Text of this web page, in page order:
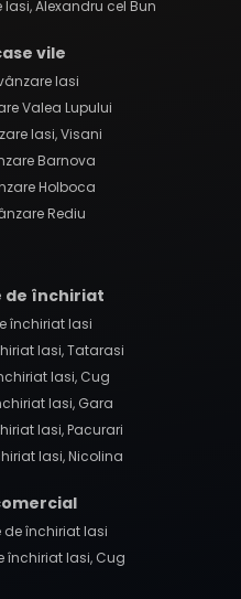
Alexandru cel Bun
vile
Iasi
Valea Lupului
Iasi, Visani
Barnova
Holboca
Rediu
de închiriat
închiriat Iasi
Iasi, Tatarasi
Iasi, Cug
Iasi, Gara
Iasi, Pacurari
Iasi, Nicolina
închiriat Iasi
închiriat Iasi, Cug